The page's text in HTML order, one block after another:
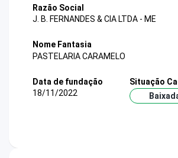
Razão Social
J. B. FERNANDES & CIA LTDA - ME
Nome Fantasia
PASTELARIA CARAMELO
Data de fundação
18/11/2022
Situação